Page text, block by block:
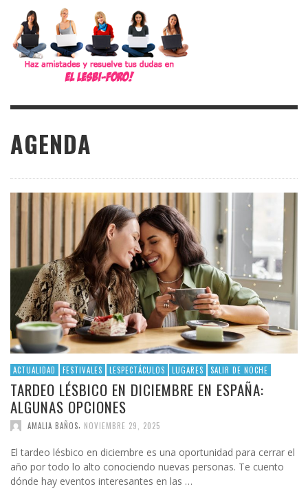
AGENDA
ACTUALIDAD FESTIVALES LESPECTÁCULOS LUGARES SALIR DE NOCHE
TARDEO LÉSBICO EN DICIEMBRE EN ESPAÑA:
ALGUNAS OPCIONES
AMALIA BAÑOS, NOVIEMBRE 29, 2025
El tardeo lésbico en diciembre es una oportunidad para cerrar el
año por todo lo alto conociendo nuevas personas. Te cuento
dónde hay eventos interesantes en las …